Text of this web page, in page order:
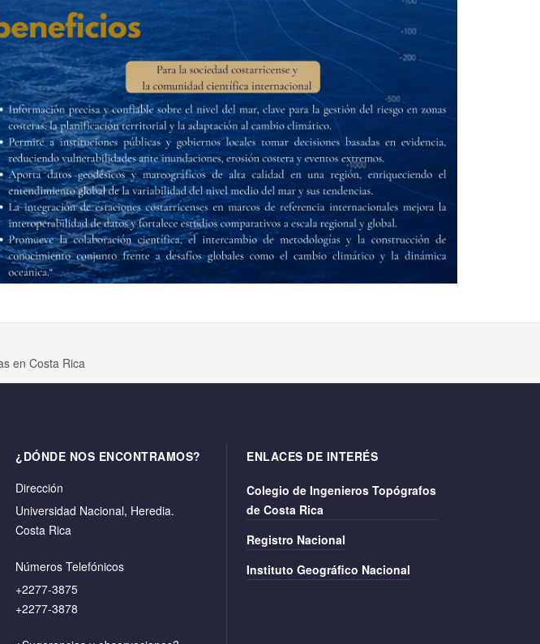
en Costa Rica
¿DÓNDE NOS ENCONTRAMOS?
Dirección
Universidad Nacional, Heredia.
Costa Rica
Números Telefónicos
+2277-3875
+2277-3878
ENLACES DE INTERÉS
Colegio de Ingenieros Topógrafos
de Costa Rica
Registro Nacional
Instituto Geográfico Nacional